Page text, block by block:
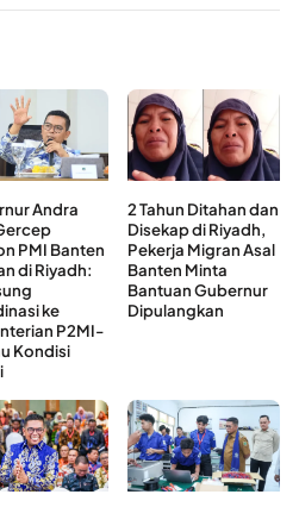
Andra
PMI Banten
di Riyadh:
ke
P2MI-
Kondisi
2 Tahun Ditahan dan
Disekap di Riyadh,
Pekerja Migran Asal
Banten Minta
Bantuan Gubernur
Dipulangkan